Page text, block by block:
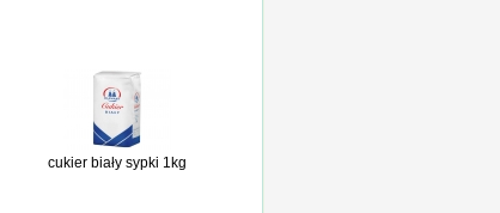
cukier biały sypki 1kg